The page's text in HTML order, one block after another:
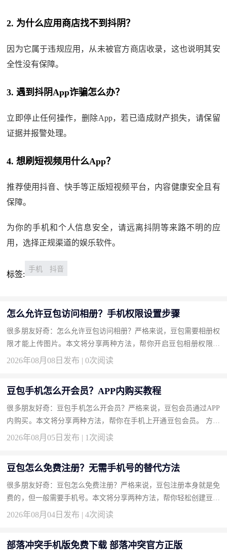
2. 为什么应用商店找不到抖阴？
因为它属于违规应用，从未被官方商店收录，这也说明其安
全性没有保障。
3. 遇到抖阴App诈骗怎么办？
立即停止任何操作，删除App，若已造成财产损失，请保留
证据并报警处理。
4. 想刷短视频用什么App？
推荐使用抖音、快手等正版短视频平台，内容健康安全且有
保障。
为你的手机和个人信息安全，请远离抖阴等来路不明的应
用，选择正规渠道的娱乐软件。
标签:
手机 抖音
怎么允许豆包访问相册？手机权限设置步骤
很多朋友好奇：怎么允许豆包访问相册？严格来说，豆包需要相册权
限才能上传图片。本文将分享两种方法，帮你开启豆包相册权限。
方法一：在手机系统设置中开启权限（推荐） 一劳永逸。 操作步
2026年08月08日发布 | 0次阅读
豆包手机怎么开会员？APP内购买教程
很多朋友好奇：豆包手机怎么开会员？严格来说，豆包会员通过APP
内购买。本文将分享两种方法，帮你在手机上开通豆包会员。 方法
2026年08月05日发布 | 1次阅读
豆包怎么免费注册？无需手机号的替代方法
很多朋友好奇：豆包怎么免费注册？严格来说，豆包注册本身就是免
费的，但一般需要手机号。本文将分享两种方法，帮你轻松创建豆包
账号而不用额外付费。 方法一：使用邮箱注册（推荐） 部分版本...
2026年08月04日发布 | 4次阅读
部落冲突手机版免费下载 部落冲突官方正版